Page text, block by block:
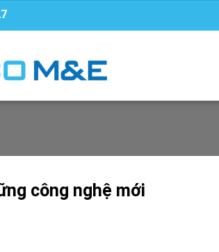
công nghệ mới